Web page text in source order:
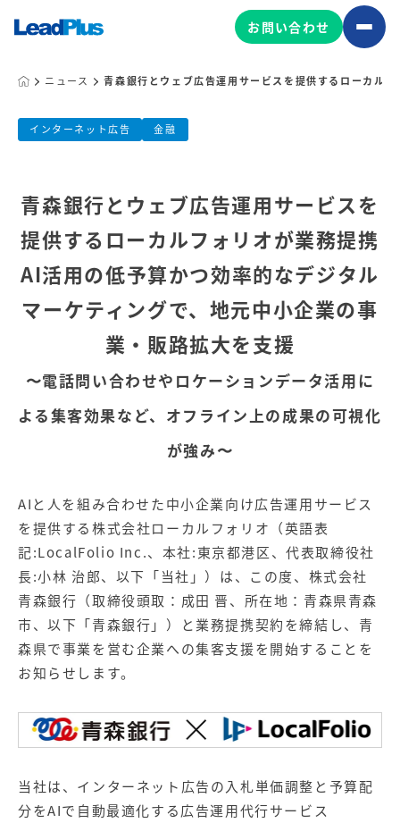
広告プロモーション
Web制作
マーケティングコンサルティング
コンテンツ制作
マーケティング基盤
マーケティング基盤の製品
ボード
ア
ング
サービス
広告プロモーションの製品
【クリニック向け】新規集患
Web広告サービス
【歯科業界向け】新規集患
Web広告パッケージ
【塾・個別塾業界向け】新規
集客Web広告パッケージ
サイトアクセス増加パッケー
商圏ねらいうちパッケージ 求人パッケージ
WEBプラス
お問い合わせ
ニュース 青森銀行とウェブ広告運用サービスを提供するローカル
青森銀行とウェブ広告運用サービスを
インターネット広告 金融
リードプラス株式会社
青森銀行とウェブ広告運用サービスを
提供するローカルフォリオが業務提携
AI活用の低予算かつ効率的なデジタル
マーケティングで、地元中小企業の事
業・販路拡大を支援
〜電話問い合わせやロケーションデータ活用に
よる集客効果など、オフライン上の成果の可視化
が強み〜
AIと人を組み合わせた中小企業向け広告運用サービス
を提供する株式会社ローカルフォリオ（英語表
記:LocalFolio Inc.、本社:東京都港区、代表取締役社
長:小林 治郎、以下「当社」）は、この度、株式会社
青森銀行（取締役頭取：成田 晋、所在地：青森県青森
市、以下「青森銀行」）と業務提携契約を締結し、青
森県で事業を営む企業への集客支援を開始することを
お知らせします。
当社は、インターネット広告の入札単価調整と予算配
分をAIで自動最適化する広告運用代行サービス